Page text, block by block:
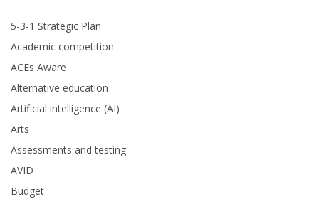
5-3-1 Strategic Plan
Academic competition
ACEs Aware
Alternative education
Artificial intelligence (AI)
Arts
Assessments and testing
AVID
Budget